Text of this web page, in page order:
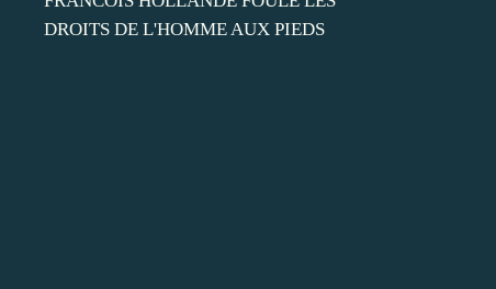
DROITS DE L'HOMME AUX PIEDS